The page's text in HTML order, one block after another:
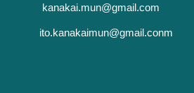
kanakai.mun@gmail.com
ito.kanakaimun@gmail.conm